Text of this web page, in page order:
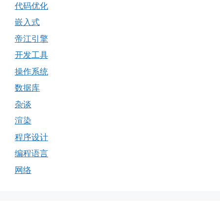
代码优化
嵌入式
帝江引擎
开发工具
操作系统
数据库
杂谈
渲染
程序设计
编程语言
网络